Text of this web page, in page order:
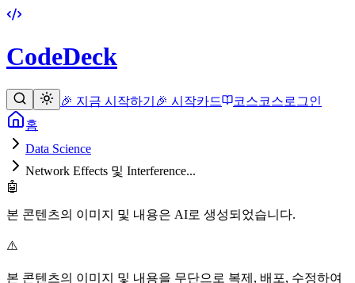
CodeDeck
🎉 지금 시작하기 🎉 시작카드 코스코스로그인
홈
Data Science
Network Effects 및 Interference...
🤖
본 콘텐츠의 이미지 및 내용은 AI로 생성되었습니다.
⚠️
본 콘텐츠의 이미지 및 내용을 무단으로 복제, 배포, 수정하여